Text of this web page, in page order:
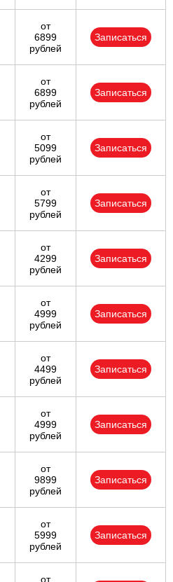
от
6899
рублей
Записаться
от
6899
рублей
Записаться
от
5099
рублей
Записаться
от
5799
рублей
Записаться
от
4299
рублей
Записаться
от
4999
рублей
Записаться
от
4499
рублей
Записаться
от
4999
рублей
Записаться
от
9899
рублей
Записаться
от
5999
рублей
Записаться
от